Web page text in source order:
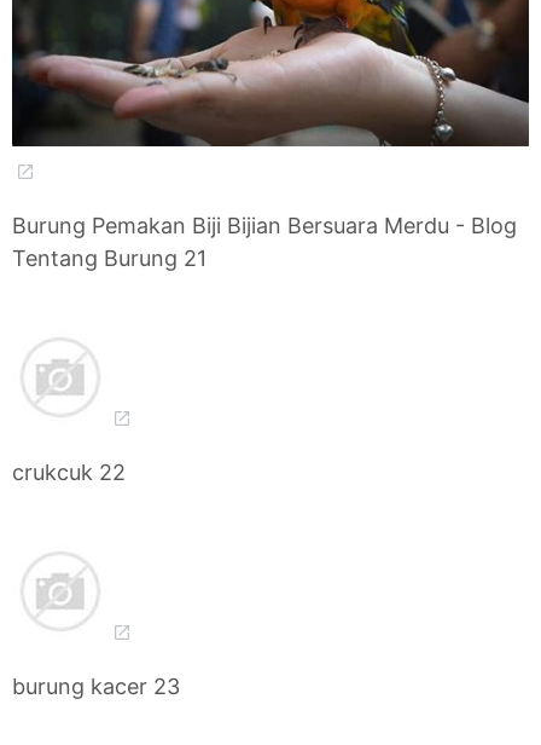
Burung Pemakan Biji Bijian Bersuara Merdu - Blog
Tentang Burung 21
crukcuk 22
burung kacer 23